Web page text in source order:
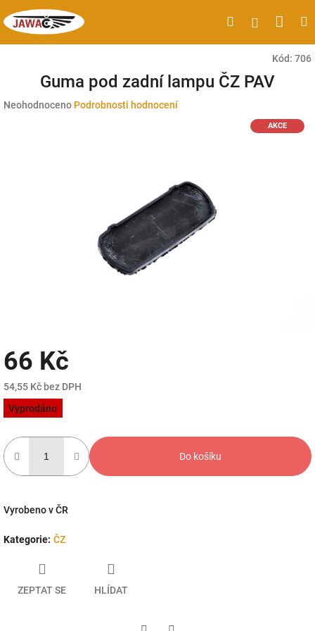
na
obsah
HledatPřihlášení
Kód: 706
Guma pod zadní lampu ČZ PAV
Průměrné
Neohodnoceno Podrobnosti hodnocení
AKCE
66 Kč
54,55 Kč bez DPH
Měrná
cena:
Vyprodáno
Do košíku
Vyrobeno v ČR
Kategorie: ČZ
ZEPTAT SE HLÍDAT